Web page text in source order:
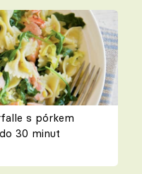
s pórkem
30 minut